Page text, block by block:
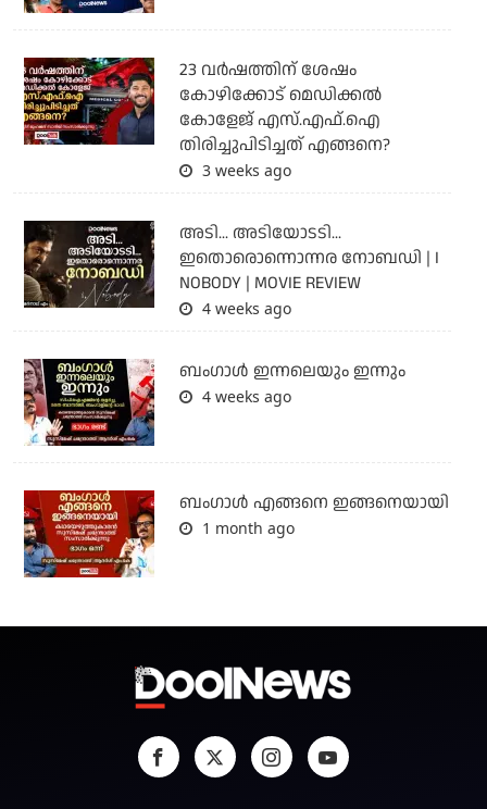
23 വർഷത്തിന് ശേഷം
കോഴിക്കോട് മെഡിക്കൽ
കോളേജ് എസ്.എഫ്.ഐ
തിരിച്ചുപിടിച്ചത് എങ്ങനെ?
3 weeks ago
അടി... അടിയോടടി...
ഇതൊരൊന്നൊന്നര നോബഡി | I
NOBODY | MOVIE REVIEW
4 weeks ago
ബംഗാള്‍ ഇന്നലെയും ഇന്നും
4 weeks ago
ബം​ഗാൾ എങ്ങനെ ഇങ്ങനെയായി
1 month ago